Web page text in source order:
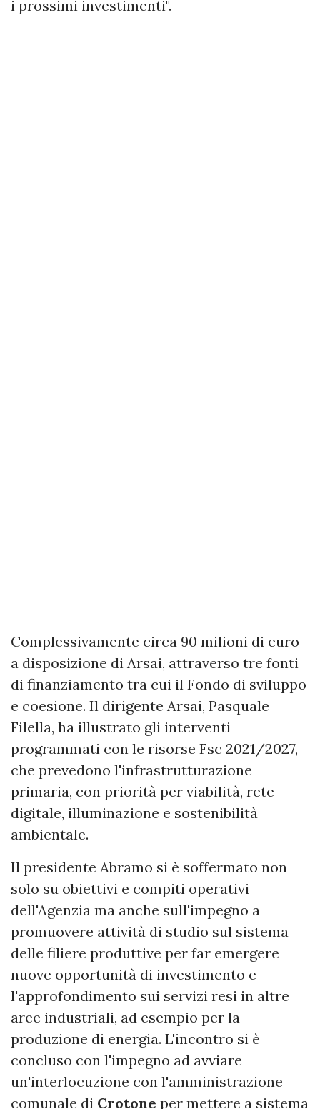
i prossimi investimenti".
Complessivamente circa 90 milioni di euro
a disposizione di Arsai, attraverso tre fonti
di finanziamento tra cui il Fondo di sviluppo
e coesione. Il dirigente Arsai, Pasquale
Filella, ha illustrato gli interventi
programmati con le risorse Fsc 2021/2027,
che prevedono l'infrastrutturazione
primaria, con priorità per viabilità, rete
digitale, illuminazione e sostenibilità
ambientale.
Il presidente Abramo si è soffermato non
solo su obiettivi e compiti operativi
dell'Agenzia ma anche sull'impegno a
promuovere attività di studio sul sistema
delle filiere produttive per far emergere
nuove opportunità di investimento e
l'approfondimento sui servizi resi in altre
aree industriali, ad esempio per la
produzione di energia. L'incontro si è
concluso con l'impegno ad avviare
un'interlocuzione con l'amministrazione
comunale di Crotone per mettere a sistema